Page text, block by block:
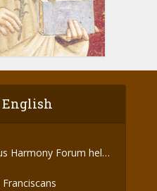
English
Harmony Forum held